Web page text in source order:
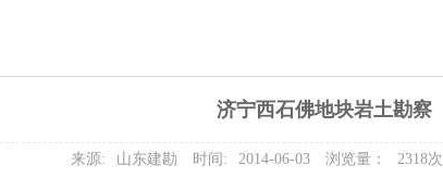
济宁西石佛地块岩土勘察
来源: 山东建勘 时间: 2014-06-03 浏览量： 2318次